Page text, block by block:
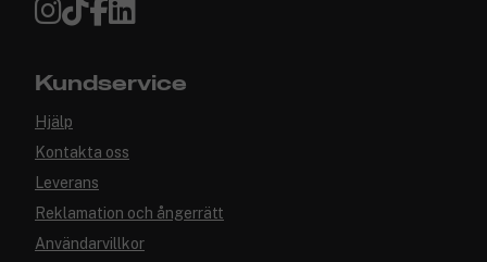
Kundservice
Hjälp
Kontakta oss
Leverans
Reklamation och ångerrätt
Användarvillkor